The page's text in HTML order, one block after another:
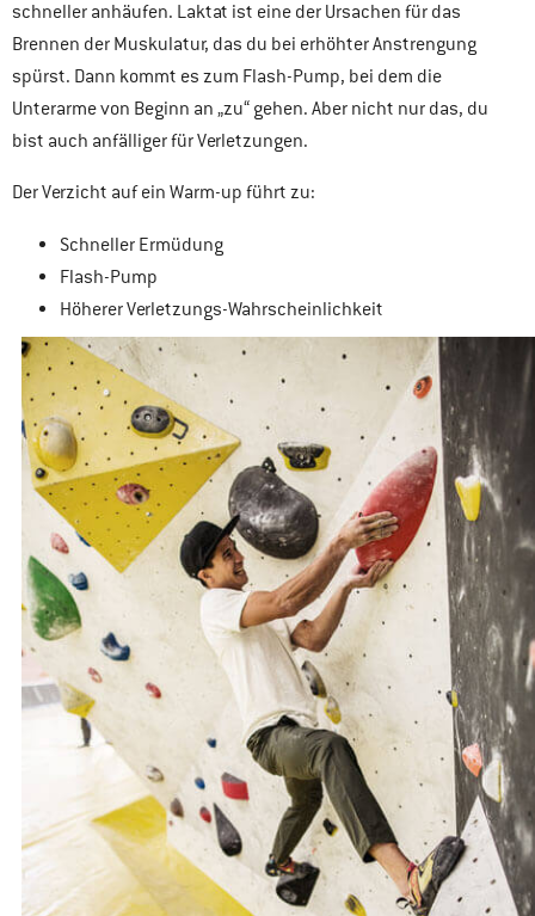
schneller anhäufen. Laktat ist eine der Ursachen für das
Brennen der Muskulatur, das du bei erhöhter Anstrengung
spürst. Dann kommt es zum Flash-Pump, bei dem die
Unterarme von Beginn an „zu“ gehen. Aber nicht nur das, du
bist auch anfälliger für Verletzungen.
Der Verzicht auf ein Warm-up führt zu:
Schneller Ermüdung
Flash-Pump
Höherer Verletzungs-Wahrscheinlichkeit